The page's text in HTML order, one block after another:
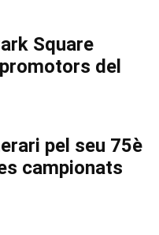
Square
del
pel seu 75è
campionats